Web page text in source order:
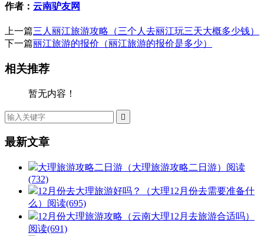
作者： 云南驴友网
上一篇三人丽江旅游攻略（三个人去丽江玩三天大概多少钱）
下一篇丽江旅游的报价（丽江旅游的报价是多少）
相关推荐
暂无内容！

最新文章
大理旅游攻略二日游（大理旅游攻略二日游） 阅读
(732)
12月份去大理旅游好吗？（大理12月份去需要准备什
么） 阅读(695)
12月份大理旅游攻略（云南大理12月去旅游合适吗）
阅读(691)